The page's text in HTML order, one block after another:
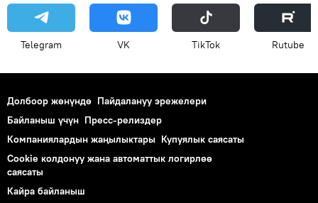
Telegram VK ТikТоk Rutube
Долбоор жөнүндө Пайдалануу эрежелери
Байланыш үчүн Пресс-релиздер
Компаниялардын жаңылыктары Купуялык саясаты
Cookie колдонуу жана автоматтык логирлөө
саясаты
Кайра байланыш